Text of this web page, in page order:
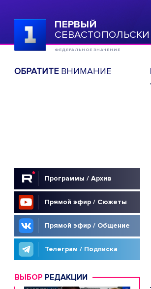
ПЕРВЫЙ
ФЕДЕРАЛЬНОЕ ЗНАЧЕНИЕ
ОБРАТИТЕВНИМАНИЕ
Программы / Архив
Прямой эфир / Сюжеты
Прямой эфир / Общение
Телеграм / Подписка
ВЫБОР РЕДАКЦИИ